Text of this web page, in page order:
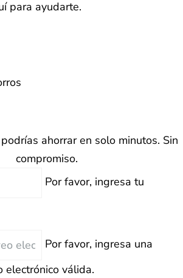
para ayudarte.
ahorrar en solo minutos. Sin
compromiso.
Por favor, ingresa tu
Por favor, ingresa una
electrónico válida.